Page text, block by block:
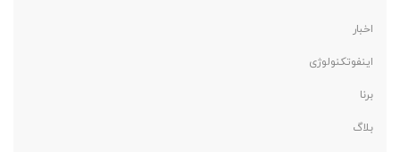
اخبار
اینفوتکنولوژی
برنا
بلاگ